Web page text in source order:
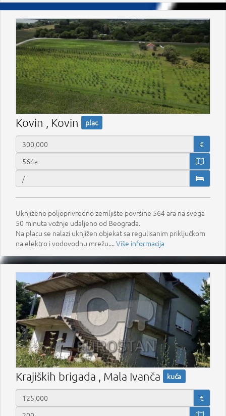
Kovin , Kovin plac
€
Uknjiženo poljoprivredno zemljište površine 564 ara na svega
50 minuta vožnje udaljeno od Beograda.
Na placu se nalazi uknjižen objekat sa regulisanim priključkom
na elektro i vodovodnu mrežu....Više informacija
Krajiških brigada , Mala Ivanča kuća
€